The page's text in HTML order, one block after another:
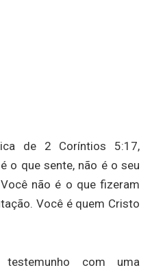
de 2 Coríntios 5:17,
o que sente, não é o seu
não é o que fizeram
Você é quem Cristo
com uma